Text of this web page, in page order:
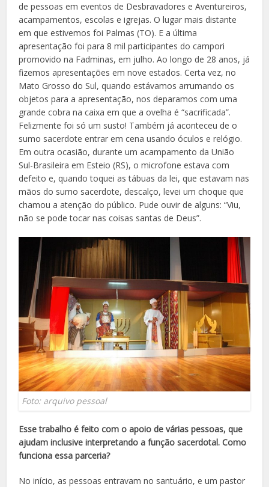
de pessoas em eventos de Desbravadores e Aventureiros,
acampamentos, escolas e igrejas. O lugar mais distante
em que estivemos foi Palmas (TO). E a última
apresentação foi para 8 mil participantes do campori
promovido na Fadminas, em julho. Ao longo de 28 anos, já
fizemos apresentações em nove estados. Certa vez, no
Mato Grosso do Sul, quando estávamos arrumando os
objetos para a apresentação, nos deparamos com uma
grande cobra na caixa em que a ovelha é “sacrificada”.
Felizmente foi só um susto! Também já aconteceu de o
sumo sacerdote entrar em cena usando óculos e relógio.
Em outra ocasião, durante um acampamento da União
Sul-Brasileira em Esteio (RS), o microfone estava com
defeito e, quando toquei as tábuas da lei, que estavam nas
mãos do sumo sacerdote, descalço, levei um choque que
chamou a atenção do público. Pude ouvir de alguns: “Viu,
não se pode tocar nas coisas santas de Deus”.
Foto: arquivo pessoal
Esse trabalho é feito com o apoio de várias pessoas, que
ajudam inclusive interpretando a função sacerdotal. Como
funciona essa parceria?
No início, as pessoas entravam no santuário, e um pastor